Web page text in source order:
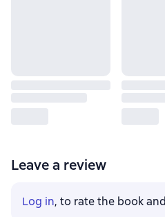
Leave a review
Log in, to rate the book